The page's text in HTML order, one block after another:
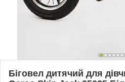
Біговел дитячий для